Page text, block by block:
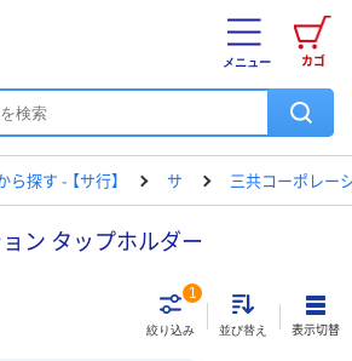
カゴ
メニュー
探す - 【サ行】 サ 三共コーポレー
ン タップホルダー
絞り込み
1
並び替え 表示切替